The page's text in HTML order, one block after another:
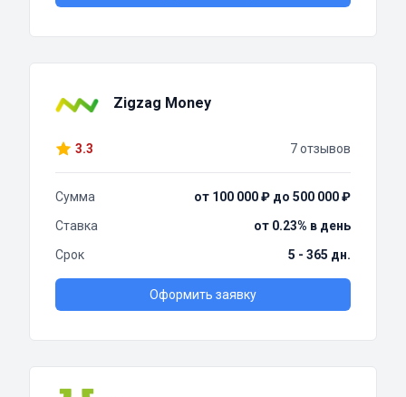
Zigzag Money
3.3 7 отзывов
Сумма
от 100 000 ₽ до 500 000 ₽
Ставка
от 0.23% в день
Срок
5 - 365 дн.
Оформить заявку